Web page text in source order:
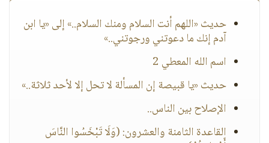
حديث «اللهم أنت السلام ومنك السلام..» إلى «يا ابن
آدم إنك ما دعوتني ورجوتني..»
اسم الله المعطي 2
حديث «يا قبيصة إن المسألة لا تحل إلا لأحد ثلاثة..»
الإصلاح بين الناس..
القاعدة الثامنة والعشرون: (وَلَا تَبْخَسُوا النَّاسَ